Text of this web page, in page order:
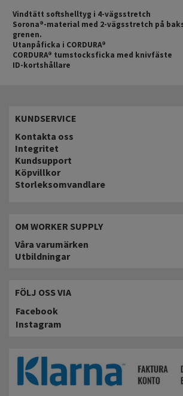
Vindtätt softshelltyg i 4-vägsstretch
Sorona®-material med 2-vägsstretch på
grenen.
Utanpåficka i CORDURA®
CORDURA® tumstocksficka med knivfäste
ID-kortshållare
KUNDSERVICE
Kontakta oss
Integritet
Kundsupport
Köpvillkor
Storleksomvandlare
OM WORKER SUPPLY
Våra varumärken
Utbildningar
FÖLJ OSS VIA
Facebook
Instagram